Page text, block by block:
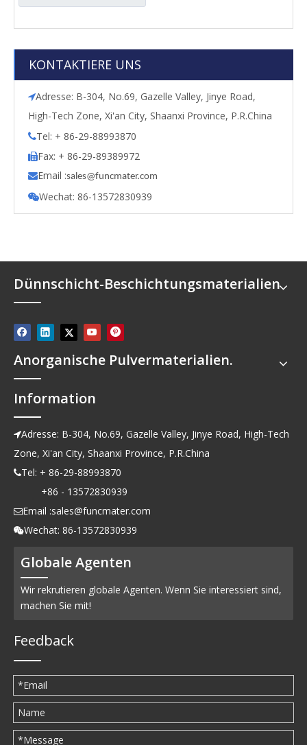
KONTAKTIERE UNS
Adresse: B-304, No.69, Gazelle Valley, Jinye Road,
High-Tech Zone, Xi'an City, Shaanxi Province, P.R.China
Tel: + 86-29-88993870
Fax: + 86-29-89389972
Email :sales@funcmater.com
Wechat: 86-13572830939
Dünnschicht-Beschichtungsmaterialien
Anorganische Pulvermaterialien.
Information
Adresse: B-304, No.69, Gazelle Valley, Jinye Road, High-Tech
Zone, Xi'an City, Shaanxi Province, P.R.China
Tel: + 86-29-88993870
+86 - 13572830939
Email :sales@funcmater.com
Wechat: 86-13572830939
Globale Agenten
Wir rekrutieren globale Agenten. Wenn Sie interessiert sind,
machen Sie mit!
Feedback